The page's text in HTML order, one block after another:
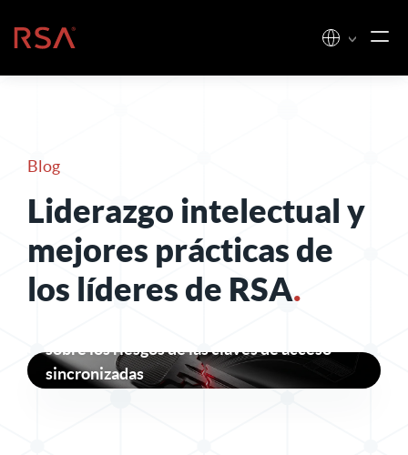
Inicio
Blog
Liderazgo intelectual y
mejores prácticas de
los líderes de RSA.
sobre los riesgos de las claves de acceso
sincronizadas